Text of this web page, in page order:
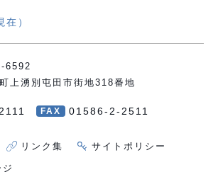
在）
6592
上湧別屯田市街地318番地
FAX 01586-2-2511
リンク集 サイトポリシー